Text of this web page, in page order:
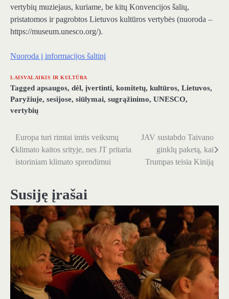
vertybių muziejaus, kuriame, be kitų Konvencijos šalių,
pristatomos ir pagrobtos Lietuvos kultūros vertybės (nuoroda –
https://museum.unesco.org/).
Nuoroda į informacijos šaltinį
LAISVALAIKIS IR KULTŪRA
Tagged apsaugos, dėl, įvertinti, komitetų, kultūros, Lietuvos,
Paryžiuje, sesijose, siūlymai, sugrąžinimo, UNESCO,
vertybių
Navigacija
tarp
Europa turi rimtai imtis veiksmų
klimato kaitos srityje, nes JT pritaria
istoriniam klimato sprendimui
JAV sustabdo Taivano
ginklų paketą, kai
Trumpas teisia Kiniją
Susiję įrašai